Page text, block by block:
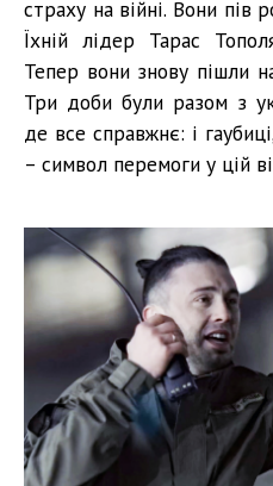
страху на війні. Вони
Їхній лідер Тарас
Тепер вони знову пішли
Три доби були разом з
де все справжнє: і
– символ перемоги у цій